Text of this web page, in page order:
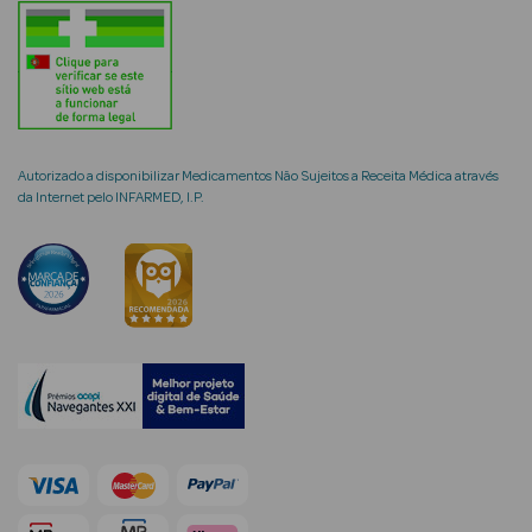
Rosto e
Cosmética
Rosto
Hidratantes
Séruns Faciais
Creme de Olhos
Anti-
envelhecimento
Autorizado a disponibilizar Medicamentos Não Sujeitos a Receita Médica através
da Internet pelo INFARMED, I.P.